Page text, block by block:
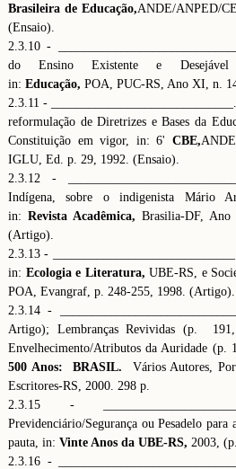
Brasileira de Educação,ANDE/ANPED/
(Ensaio).
2.3.10 -
do Ensino Existente e
in: Educação, POA, PUC-RS, Ano XI, n.
2.3.11 -
reformulação de Diretrizes e Bases da
Constituição em vigor, in: 6' CBE,
IGLU, Ed. p. 29, 1992. (Ensaio).
2.3.12 -
Indígena, sobre o indigenista Mário
in: Revista Acadêmica, Brasilia-DF,
(Artigo).
2.3.13 -
in: Ecologia e Literatura, UBE-RS, e
POA, Evangraf, p. 248-255, 1998. (Artigo).
2.3.14 -
Artigo); Lembranças Revividas (p.
Envelhecimento/Atributos da Auridade (p.
500 Anos: BRASIL. Vários Autores,
Escritores-RS, 2000. 298 p.
2.3.15 -
Previdenciário/Segurança ou Pesadelo
pauta, in: Vinte Anos da UBE-RS, 2003,
2.3.16 -